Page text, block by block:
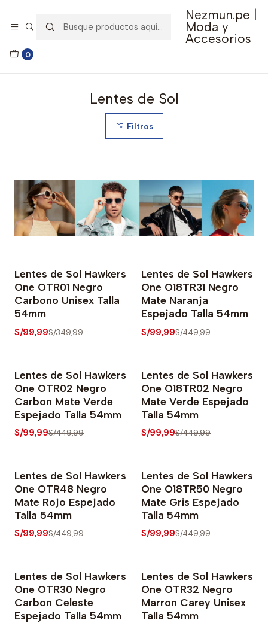
Nezmun.pe |
Moda y
Accesorios
0
🚚 Envío GRATIS por compras mayores a S/ 150
Lentes de Sol
Filtros
-71% OFF
Lentes de Sol Hawkers
One OTR01 Negro
Carbono Unisex Talla
54mm
S/99,99S/349,99
-78% OFF
Lentes de Sol Hawkers
One O18TR31 Negro
Mate Naranja
Espejado Talla 54mm
S/99,99S/449,99
-78% OFF
Lentes de Sol Hawkers
One OTR02 Negro
Carbon Mate Verde
Espejado Talla 54mm
S/99,99S/449,99
-78% OFF
Lentes de Sol Hawkers
One O18TR02 Negro
Mate Verde Espejado
Talla 54mm
S/99,99S/449,99
-78% OFF
Lentes de Sol Hawkers
One OTR48 Negro
Mate Rojo Espejado
Talla 54mm
S/99,99S/449,99
-78% OFF
Lentes de Sol Hawkers
One O18TR50 Negro
Mate Gris Espejado
Talla 54mm
S/99,99S/449,99
-78% OFF
Lentes de Sol Hawkers
One OTR30 Negro
Carbon Celeste
Espejado Talla 54mm
-78% OFF
Lentes de Sol Hawkers
One OTR32 Negro
Marron Carey Unisex
Talla 54mm